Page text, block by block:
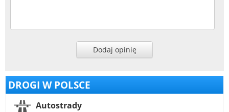
Dodaj opinię
DROGI W POLSCE
Autostrady